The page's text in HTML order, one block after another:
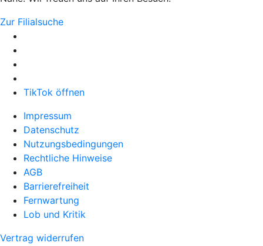
Zur Filialsuche
TikTok öffnen
Impressum
Datenschutz
Nutzungsbedingungen
Rechtliche Hinweise
AGB
Barrierefreiheit
Fernwartung
Lob und Kritik
Vertrag widerrufen